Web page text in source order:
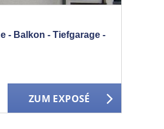
- Balkon - Tiefgarage -
ZUM EXPOSÉ